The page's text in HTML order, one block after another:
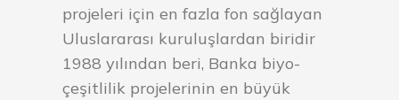
projeleri için en fazla fon sağlayan
Uluslararası kuruluşlardan biridir
1988 yılından beri, Banka biyo-
çeşitlilik projelerinin en büyük